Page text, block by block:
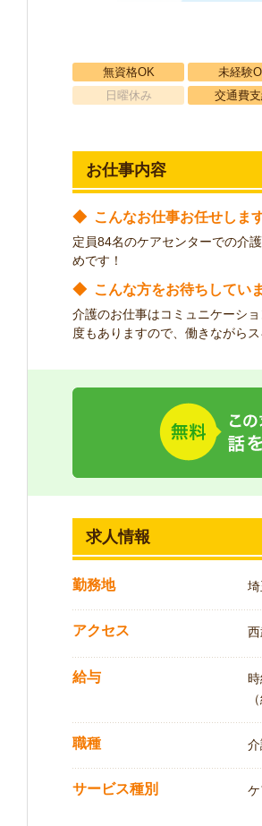
無資格OK 未経験
日曜休み
交通費
お仕事内容
◆ こんなお仕事お任せしま
定員84名のケアセンターでの介
めです！
◆ こんな方をお待ちしてい
介護のお仕事はコミュニケーシ
度もありますので、働きながら
求人情報
勤務地
アクセス
給与
職種
サービス種別